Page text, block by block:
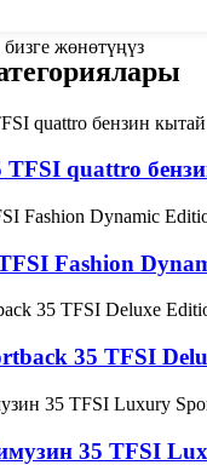
жөнөтүңүз
TFSI quattro
Fashion
35 TFSI
35 TFSI